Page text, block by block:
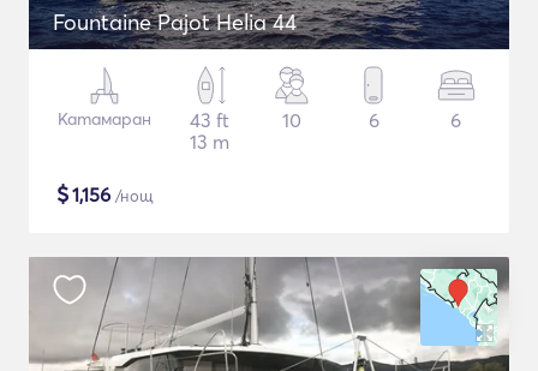
Fountaine Pajot Helia 44
Катамаран
43 ft
13 m
10 6 6
$1,156 /нощ